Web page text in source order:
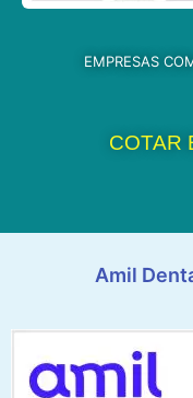
EMPRESAS
COTAR
Amil